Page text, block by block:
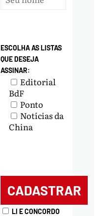
ESCOLHA AS LISTAS
QUE DESEJA
ASSINAR:
Editorial
BdF
Ponto
Notícias da
China
LI E CONCORDO